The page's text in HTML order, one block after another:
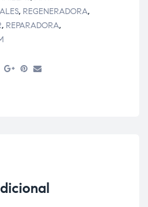
, REGENERADORA,
, REPARADORA,